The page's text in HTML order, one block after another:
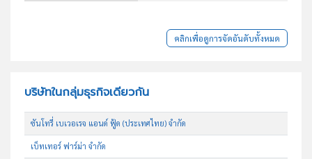
คลิกเพื่อดูการจัดอันดับทั้งหมด
บริษัทในกลุ่มธุรกิจเดียวกัน
ซันโทรี่ เบเวอเรจ แอนด์ ฟู้ด (ประเทศไทย) จำกัด
เบ็ทเทอร์ ฟาร์ม่า จำกัด